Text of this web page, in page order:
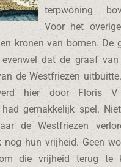
terpwoning
Voor het
kronen van bomen. De
dat de graaf
de Westfriezen
hier door Floris
had gemakkelijk spel.
de Westfriezen
hun vrijheid. Geen
die vrijheid terug te